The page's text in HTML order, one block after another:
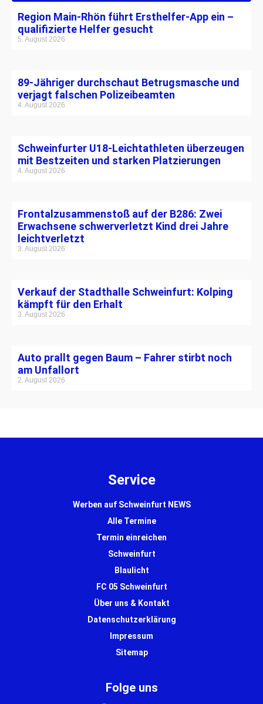
Region Main-Rhön führt Ersthelfer-App ein –
qualifizierte Helfer gesucht
5. August 2026
89-Jähriger durchschaut Betrugsmasche und
verjagt falschen Polizeibeamten
4. August 2026
Schweinfurter U18-Leichtathleten überzeugen
mit Bestzeiten und starken Platzierungen
4. August 2026
Frontalzusammenstoß auf der B286: Zwei
Erwachsene schwerverletzt Kind drei Jahre
leichtverletzt
3. August 2026
Verkauf der Stadthalle Schweinfurt: Kolping
kämpft für den Erhalt
3. August 2026
Auto prallt gegen Baum – Fahrer stirbt noch
am Unfallort
2. August 2026
Service
Werben auf Schweinfurt NEWS
Alle Termine
Termin einreichen
Schweinfurt
Blaulicht
FC 05 Schweinfurt
Über uns & Kontakt
Datenschutzerklärung
Impressum
Sitemap
Folge uns